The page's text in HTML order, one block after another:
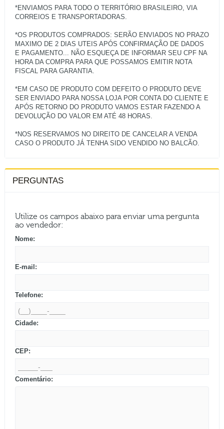
*ENVIAMOS PARA TODO O TERRITÓRIO BRASILEIRO, VIA
CORREIOS E TRANSPORTADORAS.
*OS PRODUTOS COMPRADOS: SERÃO ENVIADOS NO PRAZO
MAXIMO DE 2 DIAS UTEIS APÓS CONFIRMAÇÃO DE DADOS
E PAGAMENTO... NÃO ESQUEÇA DE INFORMAR SEU CPF NA
HORA DA COMPRA PARA QUE POSSAMOS EMITIR NOTA
FISCAL PARA GARANTIA.
*EM CASO DE PRODUTO COM DEFEITO O PRODUTO DEVE
SER ENVIADO PARA NOSSA LOJA POR CONTA DO CLIENTE E
APÓS RETORNO DO PRODUTO VAMOS ESTAR FAZENDO A
DEVOLUÇÃO DO VALOR EM ATÉ 48 HORAS.
*NOS RESERVAMOS NO DIREITO DE CANCELAR A VENDA
PERGUNTAS
Utilize os campos abaixo para enviar uma pergunta
ao vendedor:
Nome:
E-mail:
Telefone:
Cidade:
CEP:
Comentário: